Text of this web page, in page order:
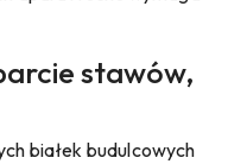
stawów,
białek budulcowych